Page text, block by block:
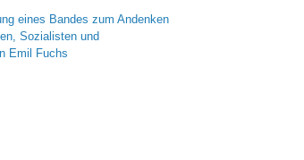
eines Bandes zum Andenken
Sozialisten und
Emil Fuchs